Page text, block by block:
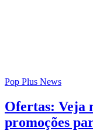
Pop Plus News
Ofertas: Veja
promoções